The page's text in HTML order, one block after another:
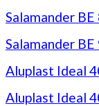
Salamander
Salamander
Aluplast Ideal
Aluplast Ideal